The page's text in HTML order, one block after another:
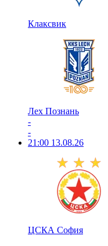
Клаксвик
Лех Познань
-
-
21:00 13.08.26
ЦСКА София